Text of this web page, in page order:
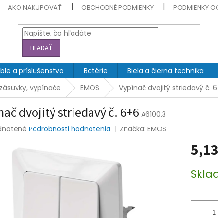
AKO NAKUPOVAŤ OBCHODNÉ PODMIENKY PODMIENKY
HĽADAŤ
a príslušenstvo Batérie Biela a čierna technika
vypínače EMOS Vypínač dvojitý striedavý č.
dvojitý striedavý č. 6+6 A6100.3
Podrobnosti hodnotenia Značka:EMOS
cena: